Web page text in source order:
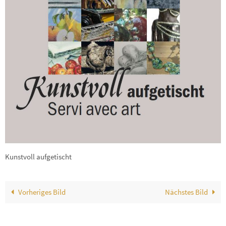
Kunstvoll aufgetischt
Vorheriges Bild Nächstes Bild